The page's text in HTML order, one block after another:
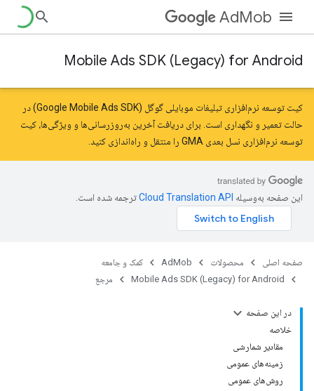
AdMob
Mobile Ads SDK (Legacy) for Android
کیت توسعه نرم‌افزاری تبلیغات موبایلی گوگل (Google Mobile Ads SDK) در
حالت تعمیر و نگهداری است. برای دریافت آخرین به‌روزرسانی‌ها و ویژگی‌ها، کیت
توسعه نرم‌افزاری نسل بعدی GMA را
منتقل و راه‌اندازی کنید.
این صفحه به‌وسیله ترجمه شده است.
صفحه اصلی محصولات AdMob
کمک و جامعه
Mobile Ads SDK (Legacy) for Android
مرجع
در این صفحه
خلاصه
مقادیر شمارشی
زمینه‌های عمومی
روش‌های عمومی